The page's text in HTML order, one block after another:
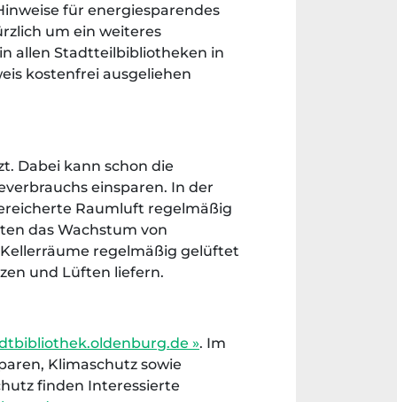
für energiesparendes
um ein weiteres
allen Stadtteilbibliotheken in
kostenfrei ausgeliehen
Dabei kann schon die
einsparen. In der
Raumluft regelmäßig
das Wachstum von
regelmäßig gelüftet
und Lüften liefern.
». Im
Klimaschutz sowie
finden Interessierte